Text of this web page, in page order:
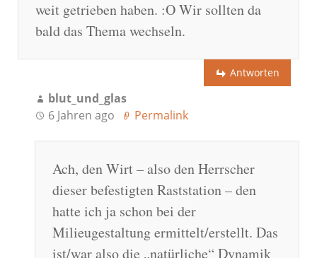
weit getrieben haben. :O Wir sollten da
bald das Thema wechseln.
Antworten
blut_und_glas
6 Jahren ago
Permalink
Ach, den Wirt – also den Herrscher
dieser befestigten Raststation – den
hatte ich ja schon bei der
Milieugestaltung ermittelt/erstellt. Das
ist/war also die „natürliche“ Dynamik